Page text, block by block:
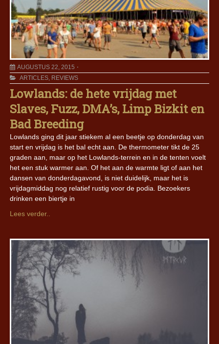
AUGUSTUS 22, 2015
ARTICLES, REVIEWS
Lowlands: de hete vrijdag met
Slaves, Fuzz, DMA’s, Limp Bizkit en
Bad Breeding
Lowlands ging dit jaar stiekem al een beetje op donderdag van
start en vrijdag is het bal echt aan. De thermometer tikt de 25
graden aan, maar op het Lowlands-terrein en in de tenten voelt
het een stuk warmer aan. Of het aan de warmte ligt of aan het
dansen van donderdagavond, is niet duidelijk, maar het is
vrijdagmiddag nog relatief rustig voor de podia. Bezoekers
drinken een biertje in
Lees verder..